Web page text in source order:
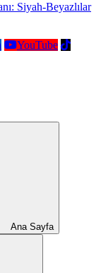
Siyah-Beyazlılar
YouTube
Ana Sayfa